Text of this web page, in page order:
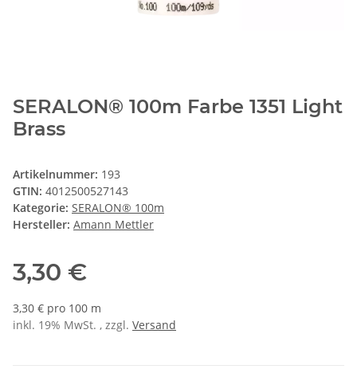
SERALON® 100m Farbe 1351 Light
Brass
Artikelnummer: 193
GTIN: 4012500527143
Kategorie: SERALON® 100m
Hersteller: Amann Mettler
3,30 €
3,30 € pro 100 m
inkl. 19% MwSt. , zzgl. Versand